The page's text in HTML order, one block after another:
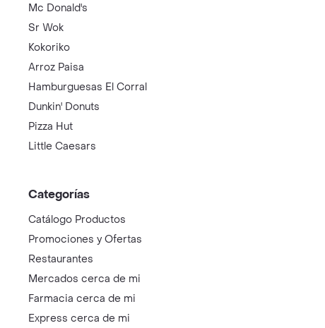
Mc Donald's
Sr Wok
Kokoriko
Arroz Paisa
Hamburguesas El Corral
Dunkin' Donuts
Pizza Hut
Little Caesars
Categorías
Catálogo Productos
Promociones y Ofertas
Restaurantes
Mercados cerca de mi
Farmacia cerca de mi
Express cerca de mi